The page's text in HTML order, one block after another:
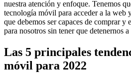
nuestra atención y enfoque. Tenemos
tecnología móvil para acceder a la web
que debemos ser capaces de comprar y
para nosotros sin tener que detenernos
Las 5 principales
móvil para 2022